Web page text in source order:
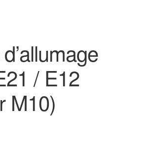
/ E12
M10)